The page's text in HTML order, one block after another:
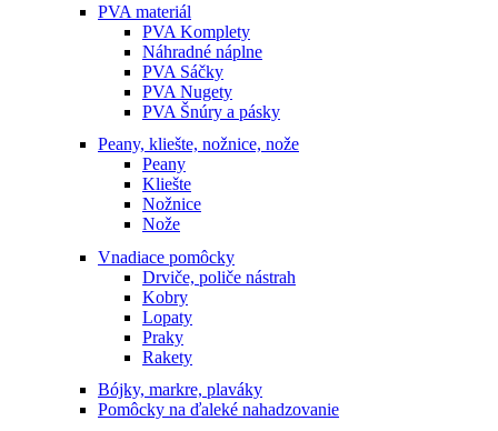
PVA materiál
PVA Komplety
Náhradné náplne
PVA Sáčky
PVA Nugety
PVA Šnúry a pásky
Peany, kliešte, nožnice, nože
Peany
Kliešte
Nožnice
Nože
Vnadiace pomôcky
Drviče, poliče nástrah
Kobry
Lopaty
Praky
Rakety
Bójky, markre, plaváky
Pomôcky na ďaleké nahadzovanie